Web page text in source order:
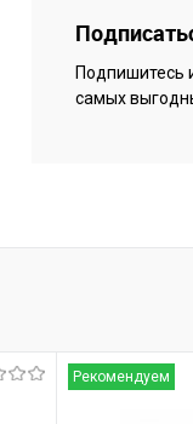
В избранное
Подпишитесь
самых
Рекомендуем